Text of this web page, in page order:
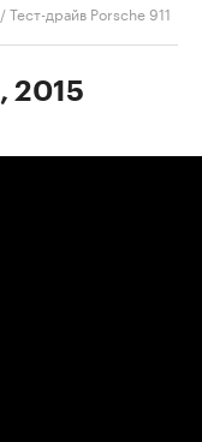
/Тест-драйв Porsche 911
2015